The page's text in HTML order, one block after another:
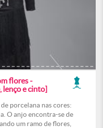
flores -
lenço e cinto]
porcelana nas cores:
O anjo encontra-se de
um ramo de flores,